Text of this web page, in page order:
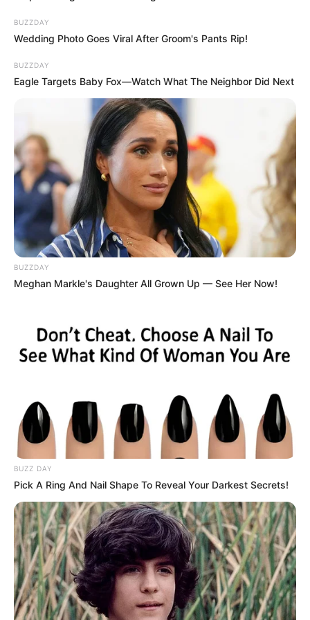
Zsenya zavartan pislogott.
– Semmit sem értettem.
A lány ránézett, és a szokásos hangján válaszolt:
– És nincs is rá szükség. Amikor eljön az ideje,
mindent magadtól is megértesz. Oké, mennem kell,
naplemente előtt oda kell érnem.
Szorgalmasan összeszedte az ételmaradékokat,
elrejtette őket hosszú szoknyája láthatatlan
– Furcsa. Mindannyian olyan furcsák.
volt. Csak két ablakban maradtak üvegtáblák, az
udvart pedig benőtte a fű. Ahogy Zsenya
megértette, a férje rokonai itt éltek.
Vajon mit fog itt csinálni? Elvesztetted a
türelmedet, és be akartál bizonyítani valamit
valakinek? Vagy talán itt találja meg… Oké. Néhány
napig élni fog. Vagy legalább pihenj egy napot, és
menj vissza!
Kitakarította a szemetet az ép ablakú szobában,
betakarta az ágyat az ágytakarójával, és lefeküdt.
BUZZDAY
Wedding Photo Goes Viral After Groom's Pants Rip!
BUZZDAY
Eagle Targets Baby Fox—Watch What The Neighbor Did Next
BUZZDAY
Meghan Markle's Daughter All Grown Up — See Her Now!
BUZZ DAY
Pick A Ring And Nail Shape To Reveal Your Darkest Secrets!